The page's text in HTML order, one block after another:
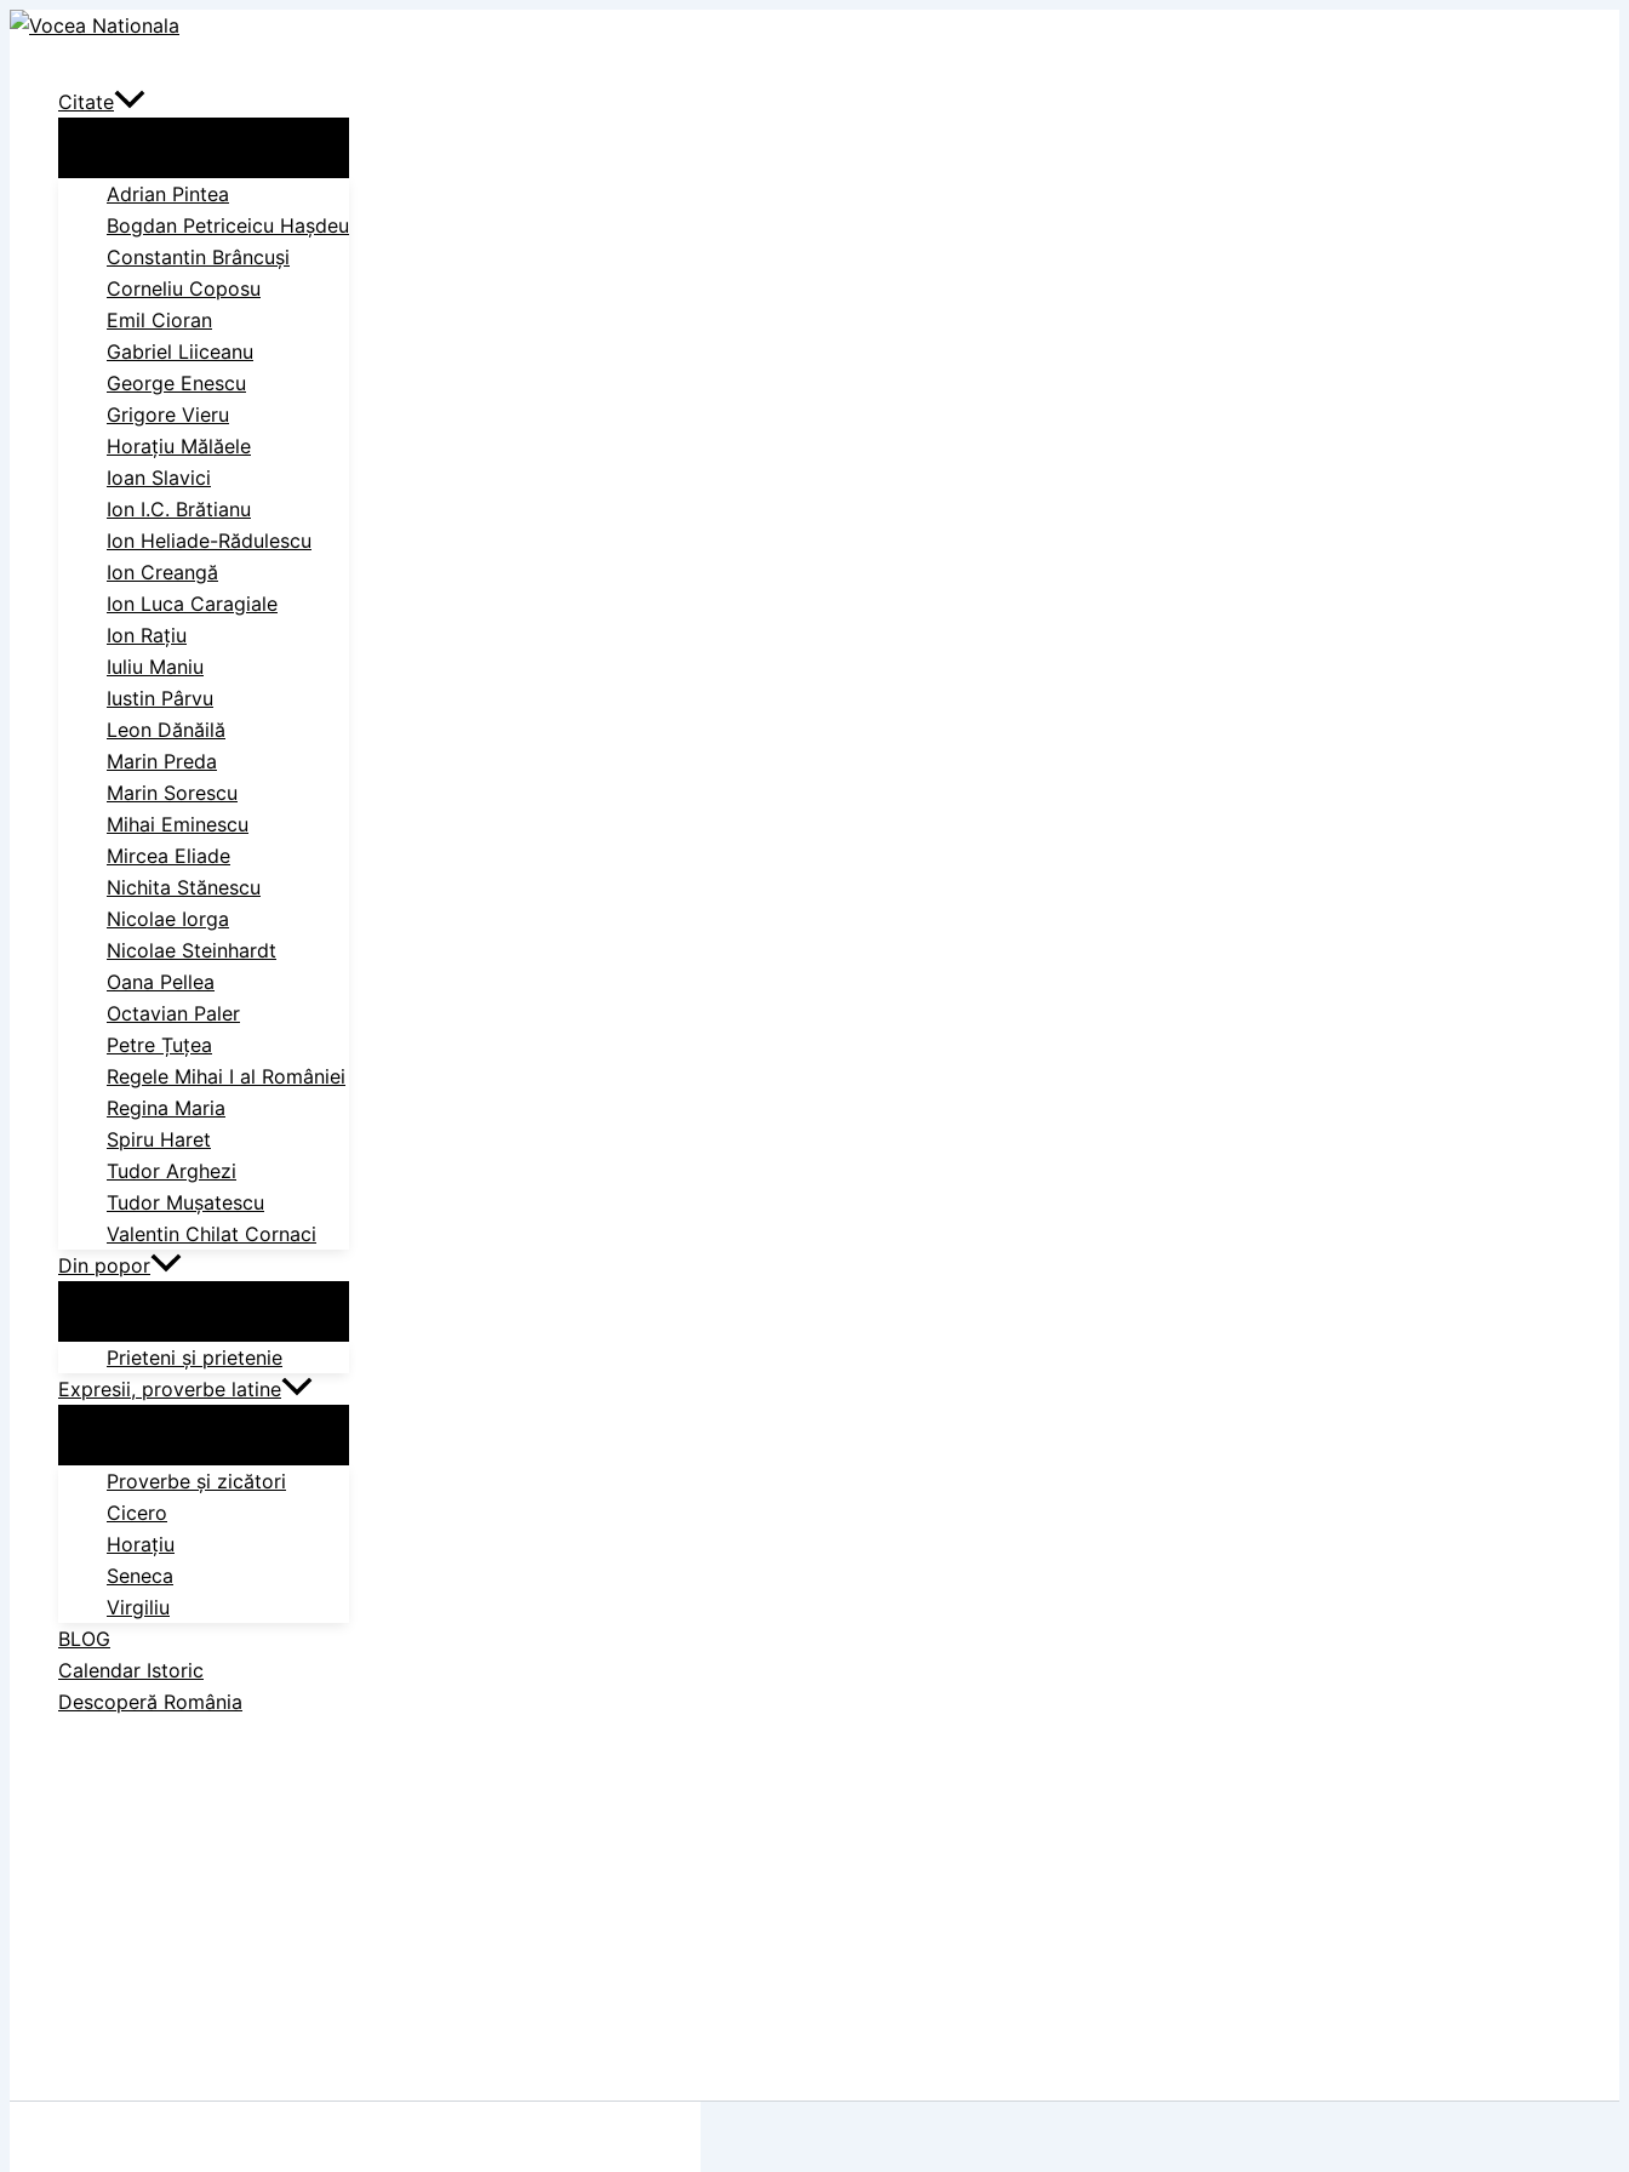
Skip
Citate
Adrian Pintea
Bogdan Petriceicu Haşdeu
Constantin Brâncuși
Corneliu Coposu
Emil Cioran
Gabriel Liiceanu
George Enescu
Grigore Vieru
Horațiu Mălăele
Ioan Slavici
Ion I.C. Brătianu
Ion Heliade-Rădulescu
Ion Creangă
Ion Luca Caragiale
Ion Rațiu
Iuliu Maniu
Iustin Pârvu
Leon Dănăilă
Marin Preda
Marin Sorescu
Mihai Eminescu
Mircea Eliade
Nichita Stănescu
Nicolae Iorga
Nicolae Steinhardt
Oana Pellea
Octavian Paler
Petre Țuțea
Regele Mihai I al României
Regina Maria
Spiru Haret
Tudor Arghezi
Tudor Mușatescu
Valentin Chilat Cornaci
Din popor
Prieteni și prietenie
Expresii, proverbe latine
Proverbe și zicători
Cicero
Horațiu
Seneca
Virgiliu
BLOG
Calendar Istoric
Descoperă România